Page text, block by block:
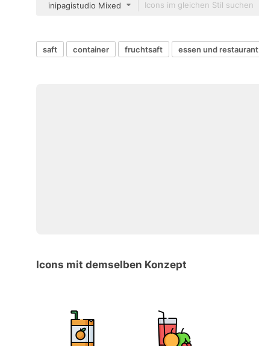
inipagistudio Mixed
saft container fruchtsaft essen und restaurant
Icons mit demselben Konzept